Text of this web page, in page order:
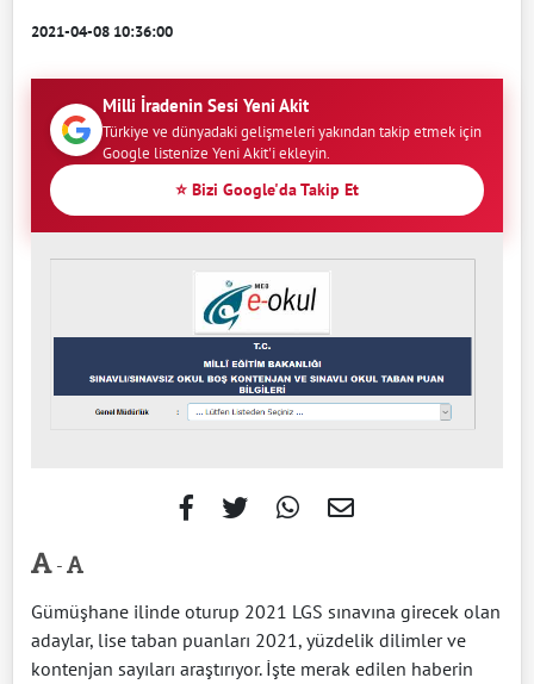
2021-04-08 10:36:00
Milli İradenin Sesi Yeni Akit
Türkiye ve dünyadaki gelişmeleri yakından takip etmek için
Google listenize Yeni Akit'i ekleyin.
⭐ Bizi Google'da Takip Et
-
Gümüşhane ilinde oturup 2021 LGS sınavına girecek olan
adaylar, lise taban puanları 2021, yüzdelik dilimler ve
kontenjan sayıları araştırıyor. İşte merak edilen haberin